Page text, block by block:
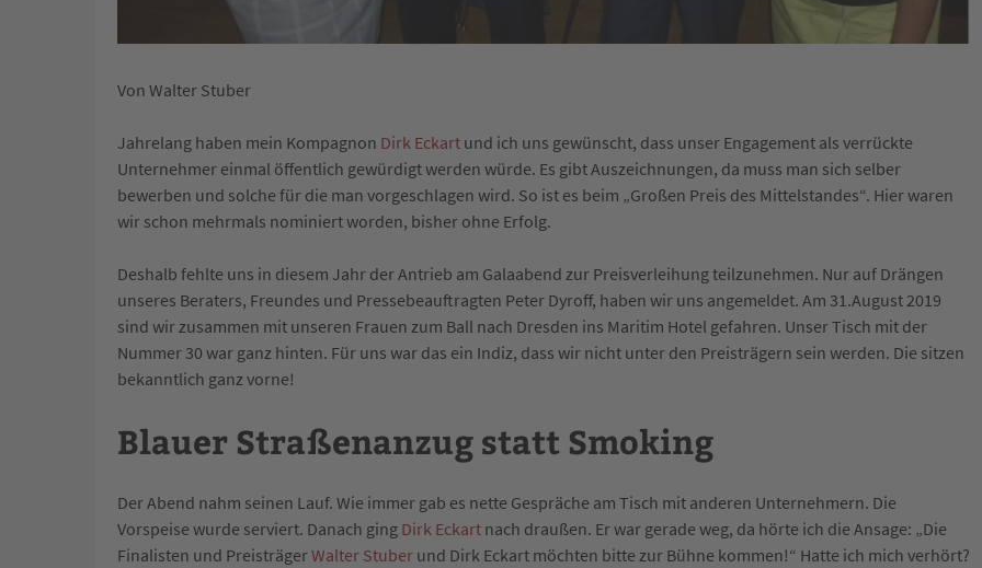
Von Walter Stuber
Jahrelang haben mein Kompagnon Dirk Eckart und ich uns gewünscht, dass unser Engagement als verrückte
Unternehmer einmal öffentlich gewürdigt werden würde. Es gibt Auszeichnungen, da muss man sich selber
bewerben und solche für die man vorgeschlagen wird. So ist es beim „Großen Preis des Mittelstandes“. Hier waren
wir schon mehrmals nominiert worden, bisher ohne Erfolg.
Deshalb fehlte uns in diesem Jahr der Antrieb am Galaabend zur Preisverleihung teilzunehmen. Nur auf Drängen
unseres Beraters, Freundes und Pressebeauftragten Peter Dyroff, haben wir uns angemeldet. Am 31.August 2019
sind wir zusammen mit unseren Frauen zum Ball nach Dresden ins Maritim Hotel gefahren. Unser Tisch mit der
Nummer 30 war ganz hinten. Für uns war das ein Indiz, dass wir nicht unter den Preisträgern sein werden. Die sitzen
bekanntlich ganz vorne!
Blauer Straßenanzug statt Smoking
Der Abend nahm seinen Lauf. Wie immer gab es nette Gespräche am Tisch mit anderen Unternehmern. Die
Vorspeise wurde serviert. Danach ging Dirk Eckart nach draußen. Er war gerade weg, da hörte ich die Ansage: „Die
Finalisten und PreisträgerWalter Stuber und Dirk Eckart möchten bitte zur Bühne kommen!“ Hatte ich mich verhört?